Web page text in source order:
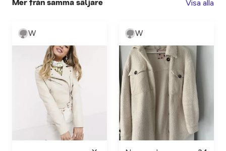
Mer från samma säljare Visa alla
W W